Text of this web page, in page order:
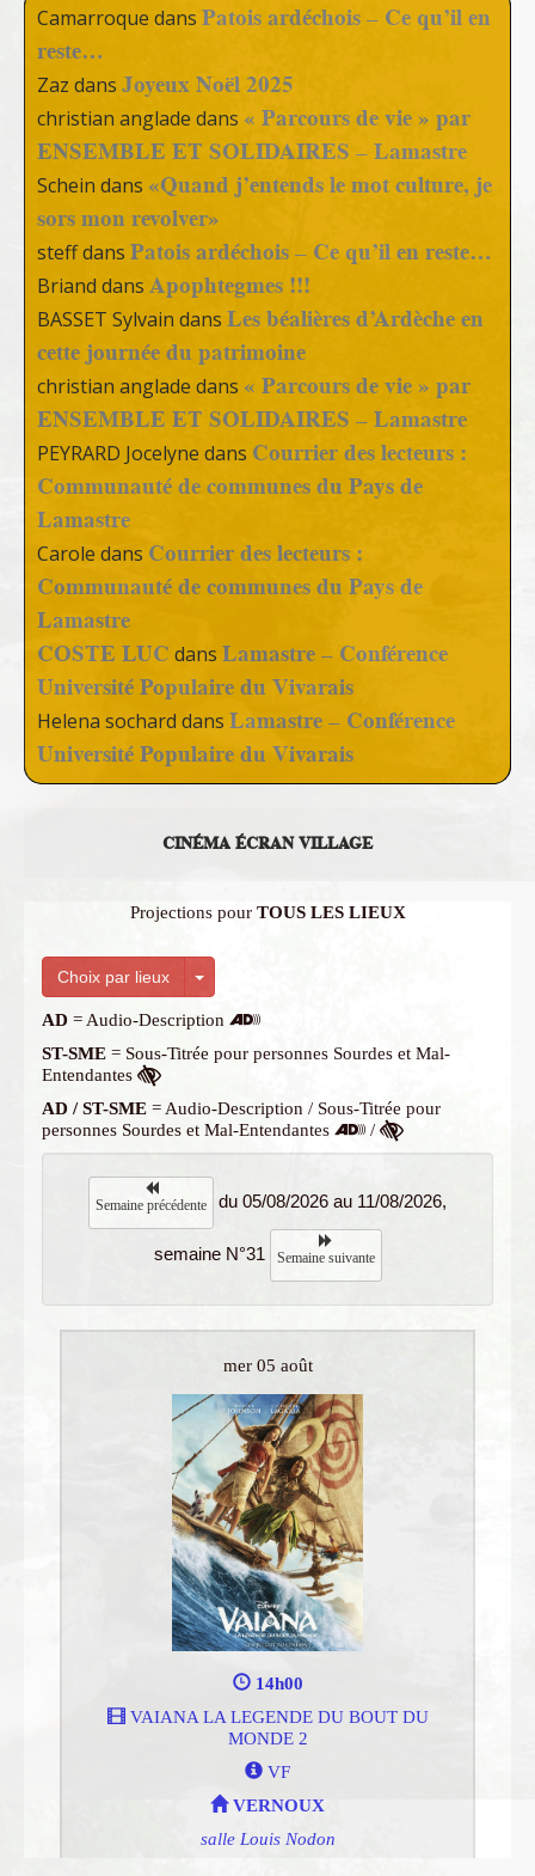
Camarroque dans Patois ardéchois – Ce qu’il en
reste…
Zaz dans Joyeux Noël 2025
christian anglade dans « Parcours de vie » par
ENSEMBLE ET SOLIDAIRES – Lamastre
Schein dans «Quand j’entends le mot culture, je
sors mon revolver»
steffdans Patois ardéchois – Ce qu’il en reste…
Briand dans Apophtegmes !!!
BASSET Sylvain dans Les béalières d’Ardèche en
cette journée du patrimoine
christian anglade dans « Parcours de vie » par
ENSEMBLE ET SOLIDAIRES – Lamastre
PEYRARD Jocelyne dans Courrier des lecteurs :
Communauté de communes du Pays de
Lamastre
Carole dans Courrier des lecteurs :
Communauté de communes du Pays de
Lamastre
COSTE LUC dans Lamastre – Conférence
Université Populaire du Vivarais
Helena sochard dans Lamastre – Conférence
Université Populaire du Vivarais
CINÉMA ÉCRAN VILLAGE